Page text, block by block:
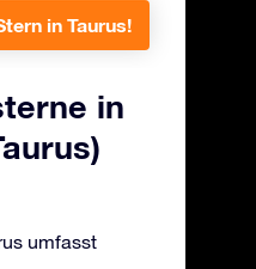
in Taurus!
in
umfasst